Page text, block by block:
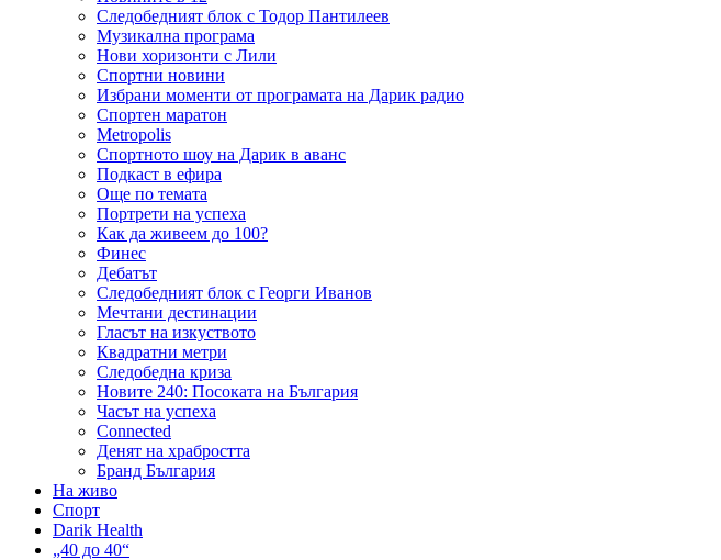
Следобедният блок с Тодор Пантилеев
Музикална програма
Нови хоризонти с Лили
Спортни новини
Избрани моменти от програмата на Дарик радио
Спортен маратон
Metropolis
Спортното шоу на Дарик в аванс
Подкаст в ефира
Още по темата
Портрети на успеха
Как да живеем до 100?
Финес
Дебатът
Следобедният блок с Георги Иванов
Мечтани дестинации
Гласът на изкуството
Квадратни метри
Следобедна криза
Новите 240: Посоката на България
Часът на успеха
Connected
Денят на храбростта
Бранд България
На живо
Спорт
Darik Health
„40 до 40“